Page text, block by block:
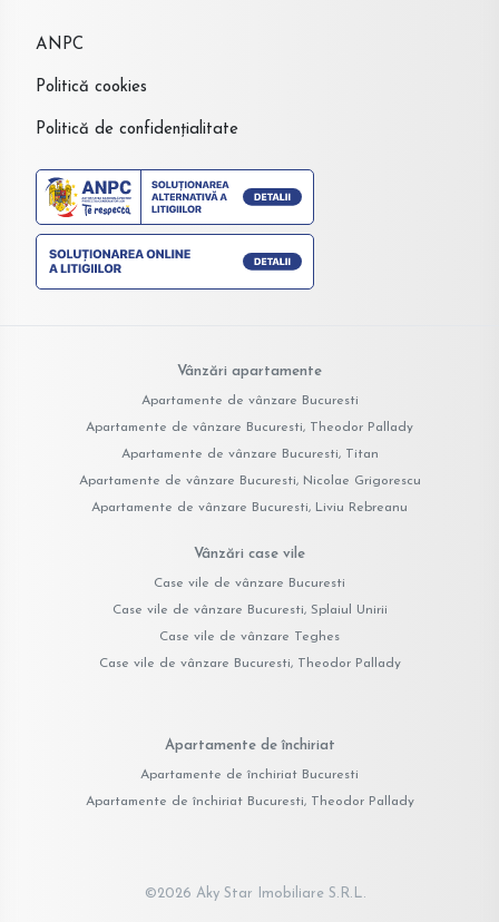
ANPC
Politică cookies
Politică de confidențialitate
Vânzări apartamente
Apartamente de vânzare Bucuresti
Apartamente de vânzare Bucuresti, Theodor Pallady
Apartamente de vânzare Bucuresti, Titan
Apartamente de vânzare Bucuresti, Nicolae Grigorescu
Apartamente de vânzare Bucuresti, Liviu Rebreanu
Vânzări case vile
Case vile de vânzare Bucuresti
Case vile de vânzare Bucuresti, Splaiul Unirii
Case vile de vânzare Teghes
Case vile de vânzare Bucuresti, Theodor Pallady
Apartamente de închiriat
Apartamente de închiriat Bucuresti
Apartamente de închiriat Bucuresti, Theodor Pallady
©2026 Aky Star Imobiliare S.R.L.